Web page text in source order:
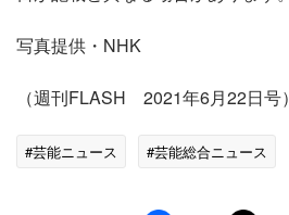
写真提供・NHK
（週刊FLASH 2021年6月22日号）
#芸能ニュース #芸能総合ニュース